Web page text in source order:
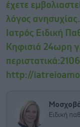
έχετε
λόγος
Ιατρός Ειδική
Κηφισιά 24ωρη
http://
Ειδική